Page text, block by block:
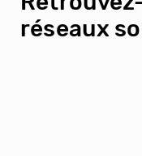
réseaux